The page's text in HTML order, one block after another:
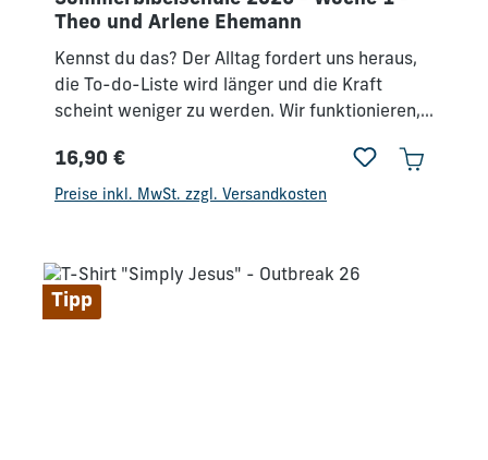
Theo und Arlene Ehemann
Kennst du das? Der Alltag fordert uns heraus,
die To-do-Liste wird länger und die Kraft
scheint weniger zu werden. Wir funktionieren,
wächst die Sehnsucht nach neuer Frische und
echter Lebendigkeit. Bei der
Gottes Geist unser Leben, unsere Familien,
unsere Beziehungen und unsere Gemeinden
Regulärer Preis:
16,90 €
Preise inkl. MwSt. zzgl. Versandkosten
Tipp